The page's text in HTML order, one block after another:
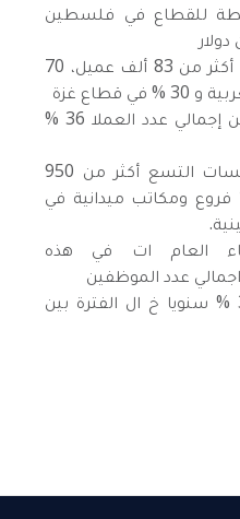
للقطاع في فلسطين
تخدم شركات الإقراض أكثر من 83 ألف عميل، 70
غزة
بلغت نسبة النساء من إجمالي عدد العملا 36 %
يعمل في هذه المؤسسات التسع أكثر من 950
موظفاً موزّع على 107 فروع ومكاتب ميدانية في
العام ات في هذه
نما القطاع بمعدل 36 % سنويا خ ال الفترة بين